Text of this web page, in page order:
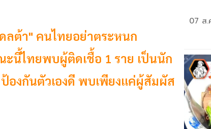
ดลต้า" คนไทยอย่าตระหนก
นี้ไทยพบผู้ติดเชื้อ 1 ราย เป็นนัก
องกันตัวเองดี พบเพียงแค่ผู้สัมผัส
07 ส.